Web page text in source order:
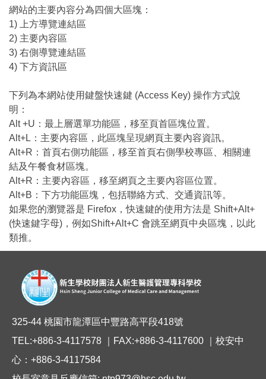
網站的主要內容分為四個大區塊：
1) 上方導覽連結區
2) 主要內容區
3) 右側導覽連結區
4) 下方資訊區
下列為本網站使用鍵盤快速鍵 (Access Key) 操作方式說
明：
Alt +U：最上層選單功能區，移至頁首區塊位置。
Alt+L：主要內容區，此區塊呈現網頁主要內容資訊。
Alt+R：首頁右側功能區，移至首頁右側學校專區、相關連
結及午餐食材區塊。
Alt+R：主要內容區，移至網頁之主要內容區位置。
Alt+B：下方功能區塊，包括聯絡方式、交通資訊等。
如果您的瀏覽器是 Firefox，快速鍵的使用方法是 Shift+Alt+
(快速鍵字母)，例如Shift+Alt+C 會跳至網頁中央區塊，以此
類推。
325-44 桃園市龍潭區中豐路高平段418號
TEL:+886-3-4117578 ｜FAX:+886-3-4117600 ｜校安中
心：+886-3-4117584